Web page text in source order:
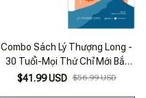
Combo Sách Lý Thượng Long -
30 Tuổi-Mọi Thứ Chỉ Mới Bắt
Đầu + Trưởng Thành Cùng Nỗi
$41.99 USD $56.99 USD